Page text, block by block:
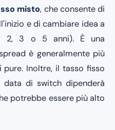
misto, che consente di
e di cambiare idea a
2, 3 o 5 anni). È una
è generalmente più
Inoltre, il tasso fisso
di switch dipenderà
potrebbe essere più alto